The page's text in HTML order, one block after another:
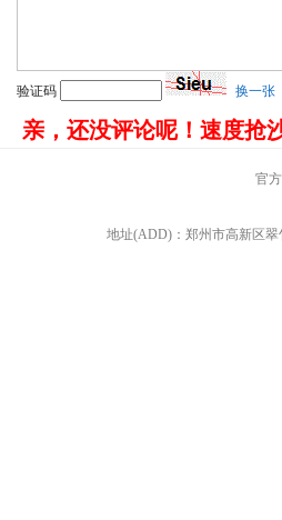
验证码 换一张
亲，还没评论呢！速度抢
官
地址(ADD)：郑州市高新区